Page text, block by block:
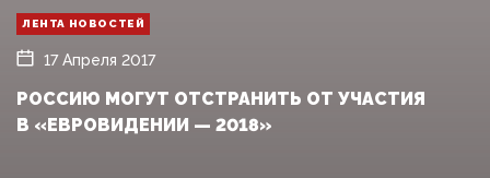
ЛЕНТА НОВОСТЕЙ
17 Апреля 2017
РОССИЮ МОГУТ ОТСТРАНИТЬ ОТ УЧАСТИЯ
В «ЕВРОВИДЕНИИ — 2018»